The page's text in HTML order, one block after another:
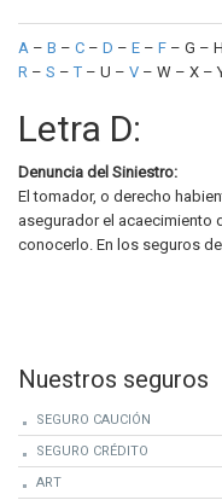
A – B – C – D – E – F – G –
R – S –T – U – V – W – X –
Letra D:
Denuncia del Siniestro:
El tomador, o derecho
asegurador el acaecimiento
conocerlo. En los seguros
Nuestros seguros
SEGURO CAUCIÓN
SEGURO CRÉDITO
ART